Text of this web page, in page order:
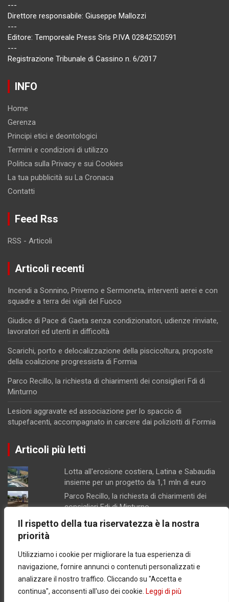
Il rispetto della tua riservatezza è la nostra
priorità
Utilizziamo i cookie per migliorare la tua esperienza di
navigazione, fornire annunci o contenuti personalizzati e
analizzare il nostro traffico. Cliccando su "Accetta e
continua", acconsenti all'uso dei cookie. Leggi di più
---
Direttore responsabile: Giuseppe Mallozzi
---
Editore: Temporeale Press Srls P.IVA 02842520591
---
Registrazione Tribunale di Cassino n. 6/2017
INFO
Home
Gerenza
Principi etici e deontologici
Termini e condizioni di utilizzo
Politica sulla Privacy e sui Cookies
La tua pubblicità su La Cronaca
Contatti
Feed Rss
RSS - Articoli
Articoli recenti
Incendi a Sonnino, Priverno e Sermoneta, interventi aerei e con
squadre a terra dei vigili del Fuoco
Giudice di Pace di Gaeta senza condizionatori, udienze rinviate,
lavoratori ed utenti in difficoltà
Scarichi, porto e delocalizzazione della piscicoltura, proposte
della coalizione progressista di Formia
Parco Recillo, la richiesta di chiarimenti dei consiglieri Fdi di
Minturno
Lesioni aggravate ed associazione per lo spaccio di
stupefacenti, accompagnato in carcere dai poliziotti di Formia
Articoli più letti
Lotta all'erosione costiera, Latina e Sabaudia
insieme per un progetto da 1,1 mln di euro
Parco Recillo, la richiesta di chiarimenti dei
consiglieri Fdi di Minturno
Lesioni aggravate ed associazione per lo
Scarichi, porto e delocalizzazione della
piscicoltura, proposte della coalizione
progressista di Formia
Concorsopoli all’Asl di Latina, licenziati